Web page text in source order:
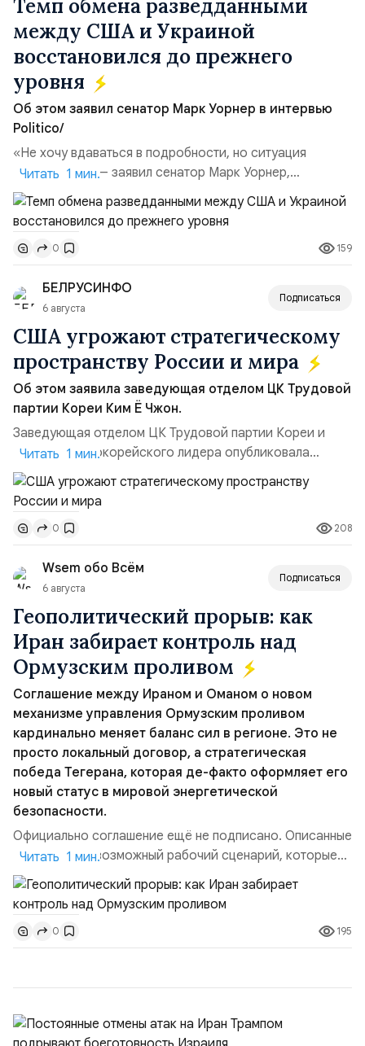
Темп обмена разведданными
между США и Украиной
восстановился до прежнего
уровня
Об этом заявил сенатор Марк Уорнер в интервью
Politico/
«Не хочу вдаваться в подробности, но ситуация
улучшилась», — заявил сенатор Марк Уорнер,
высокопоставленный член комитета по разведке,
добавив, что использование Украиной беспилотников и
ракет большой дальности позволило ей наносить
удары вглубь российской территории и укрепило её
позиции.Сотрудничество со стороны США стало
ключом к позитивному пов...
Читать 1 мин.
0 159
БЕЛРУСИНФО
6 августа
Подписаться
США угрожают стратегическому
пространству России и мира
Об этом заявила заведующая отделом ЦК Трудовой
партии Кореи Ким Ё Чжон.
Заведующая отделом ЦК Трудовой партии Кореи и
сестра северокорейского лидера опубликовала
заявление для прессы в ответ на проведение Токио
совместных с флотом США запусков крылатых ракет
Томагавк.«Япония отбросила обманчивую видимость
„исключительно оборонительной страны“ и выносит
вопрос о собственном ядерном вооружении на
всеобщее обозрение, одновреме...
Читать 1 мин.
0 208
Wsem обо Всём
6 августа
Подписаться
Геополитический прорыв: как
Иран забирает контроль над
Ормузским проливом
Соглашение между Ираном и Оманом о новом
механизме управления Ормузским проливом
кардинально меняет баланс сил в регионе. Это не
просто локальный договор, а стратегическая
победа Тегерана, которая де-факто оформляет его
новый статус в мировой энергетической
безопасности.
Официально соглашение ещё не подписано. Описанные
пункты — это возможный рабочий сценарий, которые
скорее всего будут реализованы.Разбираем ключевые
тезисы и последствия этого соглашения:. 1. Новые
доли контроля (75 на 25). Было: Ранее Иран и Оман
контролировали пролив на паритетных началах —
50/50. Стало: Новое соглашение закрепляет за
Читать 1 мин.
0 195